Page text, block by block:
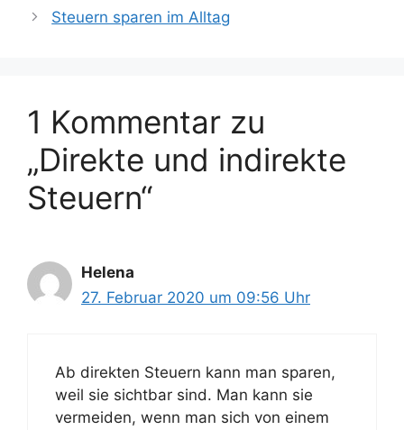
Steuern sparen im Alltag
1 Kommentar zu
„Direkte und indirekte
Steuern“
Helena
27. Februar 2020 um 09:56 Uhr
Ab direkten Steuern kann man sparen,
weil sie sichtbar sind. Man kann sie
vermeiden, wenn man sich von einem